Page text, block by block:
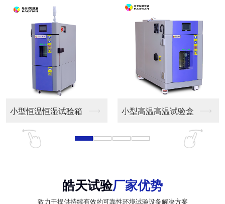
小型恒温恒湿试验箱 小型高温高温试验盒
皓天试验厂家优势
致力于提供持续有效的可靠性环境试验设备解决方案